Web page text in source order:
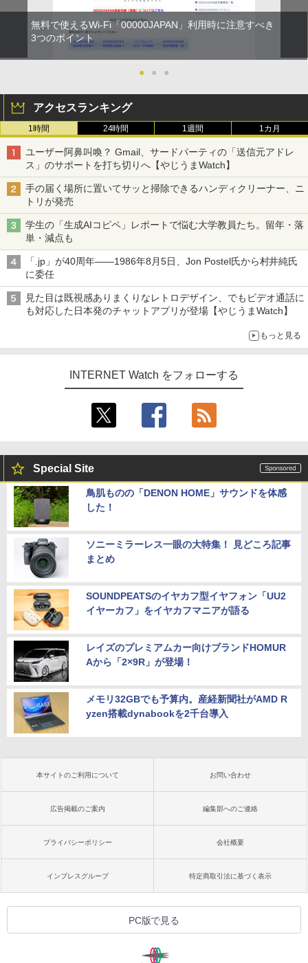
無料で使えるWi-Fi「00000JAPAN」利用時に注意すべき
3つのポイント
● ● ●
アクセスランキング
1時間 24時間 1週間 1カ月
ユーザー阿鼻叫喚？ Gmail、サードパーティの「送信元アドレ
ス」のサポートを打ち切りへ【やじうまWatch】
手の届く場所に置いてサッと掃除できるハンディクリーナー、ニ
トリが発売
学生の「生成AIコピペ」レポートで悩む大学教員たち。留年・落
単・減点も
「.jp」が40周年――1986年8月5日、Jon Postel氏から村井純氏
に委任
見た目は既視感ありまくりなレトロデザイン、でもビデオ通話に
も対応した日本発のチャットアプリが登場【やじうまWatch】
もっと見る
INTERNET Watch をフォローする
Special Site
鳥肌ものの「DENON HOME」サウンドを体感
した！
ソニーミラーレス一眼の大特集！ 見どころ記事
まとめ
SOUNDPEATSのイヤカフ型イヤフォン「UU2
イヤーカフ」をイヤカフマニアが語る
レイズのプレミアムカー向けブランドHOMUR
Aから「2×9R」が登場！
メモリ32GBでも予算内。産経新聞社がAMD R
yzen搭載dynabookを2千台導入
本サイトのご利用について お問い合わせ
広告掲載のご案内 編集部へのご連絡
プライバシーポリシー 会社概要
インプレスグループ 特定商取引法に基づく表示
PC版で見る